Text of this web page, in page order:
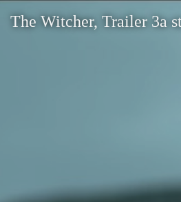
The Witcher, Trailer 3a